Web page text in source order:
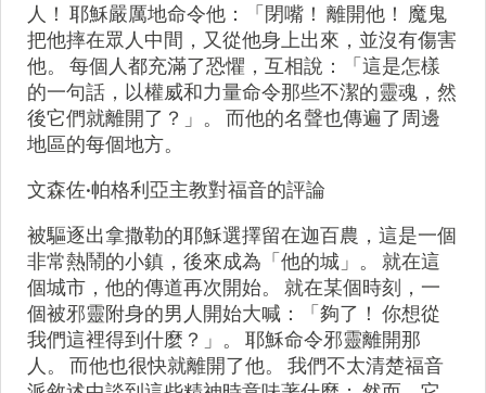
人！ 耶穌嚴厲地命令他：「閉嘴！ 離開他！ 魔鬼
把他摔在眾人中間，又從他身上出來，並沒有傷害
他。 每個人都充滿了恐懼，互相說：「這是怎樣
的一句話，以權威和力量命令那些不潔的靈魂，然
後它們就離開了？」。 而他的名聲也傳遍了周邊
地區的每個地方。
文森佐·帕格利亞主教對福音的評論
被驅逐出拿撒勒的耶穌選擇留在迦百農，這是一個
非常熱鬧的小鎮，後來成為「他的城」。 就在這
個城市，他的傳道再次開始。 就在某個時刻，一
個被邪靈附身的男人開始大喊：「夠了！ 你想從
我們這裡得到什麼？」。 耶穌命令邪靈離開那
人。 而他也很快就離開了他。 我們不太清楚福音